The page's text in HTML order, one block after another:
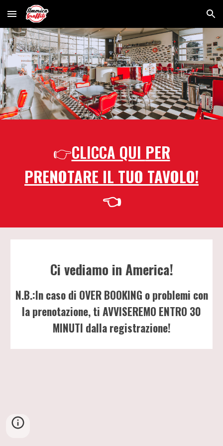
Skip to main content Skip to navigation
👉CLICCA QUI PER
PRENOTARE IL TUO TAVOLO!
👈
Ci vediamo in America!
N.B.:In caso di OVER BOOKING o problemi con
la prenotazione, ti AVVISEREMO ENTRO 30
MINUTI dalla registrazione!